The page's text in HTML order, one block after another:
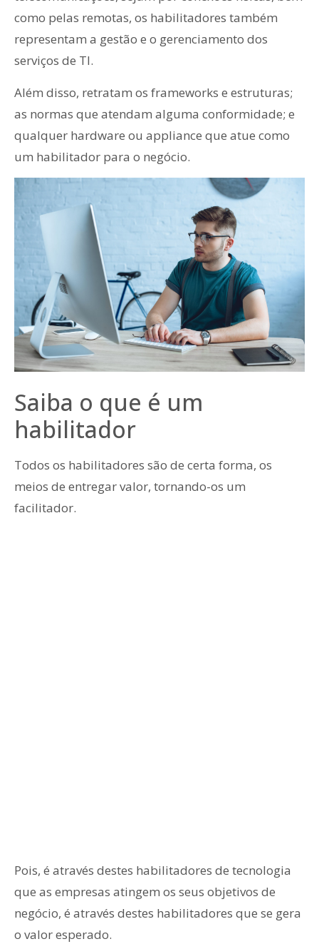
como pelas remotas, os habilitadores também
representam a gestão e o gerenciamento dos
serviços de TI.
Além disso, retratam os frameworks e estruturas;
as normas que atendam alguma conformidade; e
qualquer hardware ou appliance que atue como
um habilitador para o negócio.
Saiba o que é um
habilitador
Todos os habilitadores são de certa forma, os
meios de entregar valor, tornando-os um
facilitador.
Pois, é através destes habilitadores de tecnologia
que as empresas atingem os seus objetivos de
negócio, é através destes habilitadores que se gera
o valor esperado.